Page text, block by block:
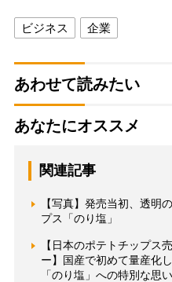
ビジネス 企業
あわせて読みたい
あなたにオススメ
関連記事
【写真】発売当初、透明
プス「のり塩」
【日本のポテトチップス
ー】国産で初めて量産化
「のり塩」への特別な